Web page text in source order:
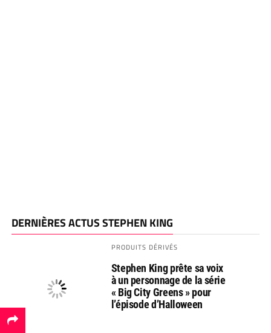
DERNIÈRES ACTUS STEPHEN KING
PRODUITS DÉRIVÉS
Stephen King prête sa voix
à un personnage de la série
« Big City Greens » pour
l’épisode d’Halloween